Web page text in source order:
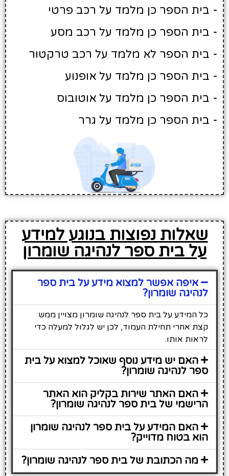
- בית הספר כן מלמד על רכב פרטי
- בית הספר כן מלמד על רכב מסע
- בית הספר לא מלמד על רכב טרקטור
- בית הספר כן מלמד על אופנוע
- בית הספר כן מלמד על אוטובוס
- בית הספר כן מלמד על גרר
שאלות נפוצות בנוגע למידע
על בית ספר לנהיגה שומרון
איפה אפשר למצוא מידע על בית ספר
לנהיגה שומרון?
כל המידע על בית ספר לנהיגה שומרון מצויין ממש
קצת אחרי תחילת העמוד, לכן יש לגלול למעלה כדי
לראות אותו.
האם יש מידע נוסף שאוכל למצוא על בית
ספר לנהיגה שומרון?
האם האתר שירות בקליק הוא האתר
הרישמי של בית ספר לנהיגה שומרון?
האם המידע על בית ספר לנהיגה שומרון
הוא בטוח מדוייק?
מה הכתובת של בית ספר לנהיגה שומרון?